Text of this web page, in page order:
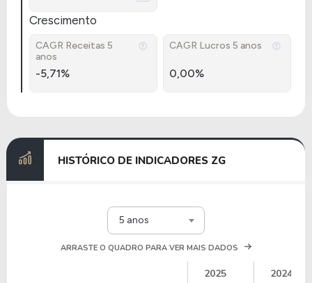
Crescimento
CAGR Receitas 5
anos
-5,71%
CAGR Lucros 5 anos
0,00%
HISTÓRICO DE INDICADORES ZG
5 anos
ARRASTE O QUADRO PARA VER MAIS DADOS
2025 2024